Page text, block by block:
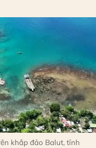
khắp đảo Balut, tỉnh